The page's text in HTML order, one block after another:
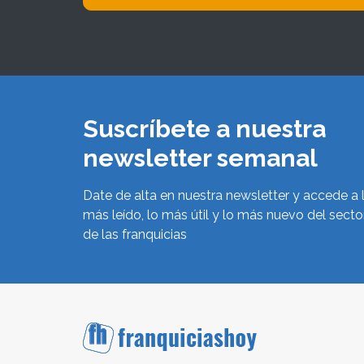
Suscríbete a nuestra
newsletter semanal
Date de alta en nuestra newsletter y accede a
más leído, lo más útil y lo más nuevo del
de las franquicias